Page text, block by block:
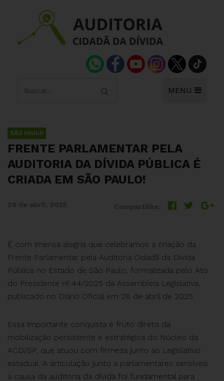
MENU
SÃO PAULO
FRENTE PARLAMENTAR PELA
AUDITORIA DA DÍVIDA PÚBLICA É
CRIADA EM SÃO PAULO!
É com imensa alegria que celebramos a criação da
Frente Parlamentar pela Auditoria Cidadã da Dívida
Pública no Estado de São Paulo, formalizada pelo Ato
do Presidente nº 44/2025 da Assembleia Legislativa,
publicado no Diário Oficial em 28 de abril de 2025.
Essa importante conquista é fruto direto da
mobilização persistente e estratégica do Núcleo da
ACD/SP, que atuou com firmeza junto ao Legislativo
estadual. A articulação junto a parlamentares sensíveis
à causa da auditoria da dívida foi fundamental para